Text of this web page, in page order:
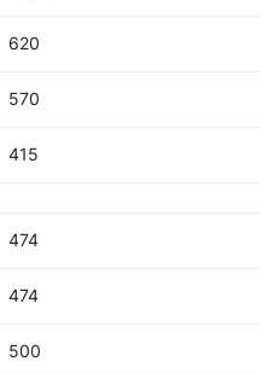
620
570
415
474
474
500